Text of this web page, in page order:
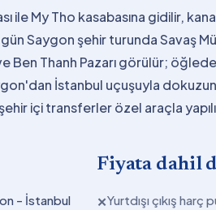
ile My Tho kasabasına gidilir,
Saygon şehir turunda Savaş
Ben Thanh Pazarı görülür;
İstanbul uçuşuyla
içi transferler özel araçla
- İstanbul
Fiyata dahil
✕Yurtdışı çıkış harç